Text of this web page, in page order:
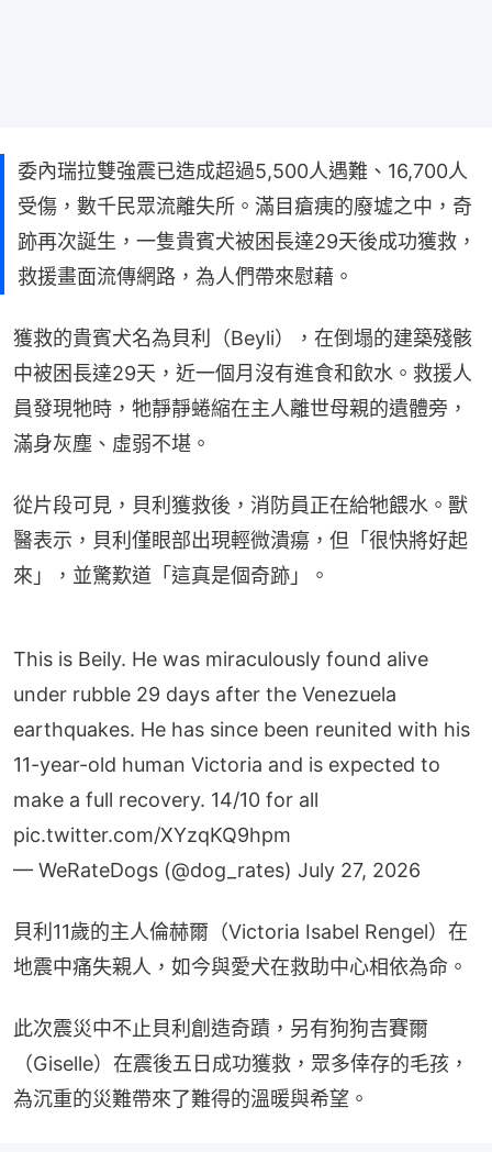
委內瑞拉雙強震已造成超過5,500人遇難、16,700人
受傷，數千民眾流離失所。滿目瘡痍的廢墟之中，奇
跡再次誕生，一隻貴賓犬被困長達29天後成功獲救，
救援畫面流傳網路，為人們帶來慰藉。
獲救的貴賓犬名為貝利（Beyli），在倒塌的建築殘骸
中被困長達29天，近一個月沒有進食和飲水。救援人
員發現牠時，牠靜靜蜷縮在主人離世母親的遺體旁，
滿身灰塵、虛弱不堪。
從片段可見，貝利獲救後，消防員正在給牠餵水。獸
醫表示，貝利僅眼部出現輕微潰瘍，但「很快將好起
來」，並驚歎道「這真是個奇跡」。
under rubble 29 days after the Venezuela
earthquakes. He has since been reunited with his
11-year-old human Victoria and is expected to
make a full recovery. 14/10 for all
pic.twitter.com/XYzqKQ9hpm
— WeRateDogs (@dog_rates)
地震中痛失親人，如今與愛犬在救助中心相依為命。
（Giselle）在震後五日成功獲救，眾多倖存的毛孩，
為沉重的災難帶來了難得的溫暖與希望。